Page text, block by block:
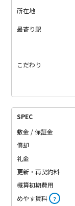
所在地
最寄り駅
こだわり
SPEC
敷金 / 保証金
償却
礼金
更新・再契約料
概算初期費用
めやす賃料 ？